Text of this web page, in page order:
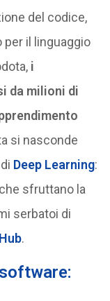
del codice,
il linguaggio
i
da milioni di
si nasconde
Deep Learning:
sfruttano la
serbatoi di
.